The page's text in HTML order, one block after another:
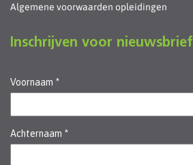
Algemene voorwaarden opleidingen
Inschrijven voor nieuwsbrief